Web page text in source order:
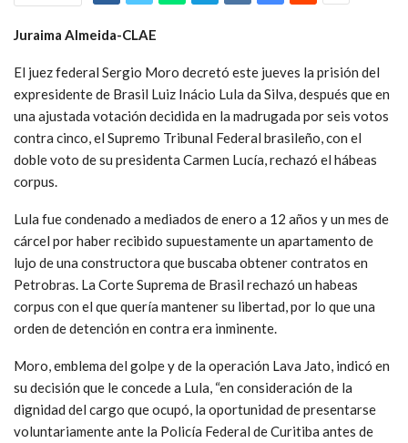
Juraima Almeida-CLAE
El juez federal Sergio Moro decretó este jueves la prisión del
expresidente de Brasil Luiz Inácio Lula da Silva, después que en
una ajustada votación decidida en la madrugada por seis votos
contra cinco, el Supremo Tribunal Federal brasileño, con el
doble voto de su presidenta Carmen Lucía, rechazó el hábeas
corpus.
Lula fue condenado a mediados de enero a 12 años y un mes de
cárcel por haber recibido supuestamente un apartamento de
lujo de una constructora que buscaba obtener contratos en
Petrobras. La Corte Suprema de Brasil rechazó un habeas
corpus con el que quería mantener su libertad, por lo que una
orden de detención en contra era inminente.
Moro, emblema del golpe y de la operación Lava Jato, indicó en
su decisión que le concede a Lula, “en consideración de la
dignidad del cargo que ocupó, la oportunidad de presentarse
voluntariamente ante la Policía Federal de Curitiba antes de